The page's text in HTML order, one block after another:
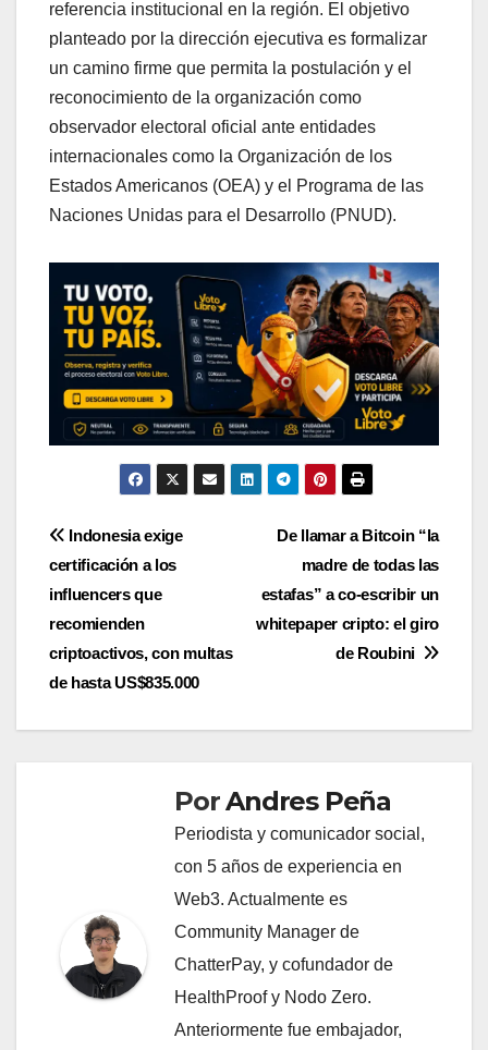
referencia institucional en la región. El objetivo
planteado por la dirección ejecutiva es formalizar
un camino firme que permita la postulación y el
reconocimiento de la organización como
observador electoral oficial ante entidades
internacionales como la Organización de los
Estados Americanos (OEA) y el Programa de las
Naciones Unidas para el Desarrollo (PNUD).
Navegación
de
entradas
De llamar a Bitcoin “la
madre de todas las
estafas” a co-escribir un
whitepaper cripto: el giro
de Roubini
Indonesia exige
certificación a los
influencers que
recomienden
criptoactivos, con multas
de hasta US$835.000
PorAndres Peña
Periodista y comunicador social,
con 5 años de experiencia en
Web3. Actualmente es
Community Manager de
ChatterPay, y cofundador de
HealthProof y Nodo Zero.
Anteriormente fue embajador,